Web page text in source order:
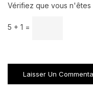
Vérifiez que vous n'êtes
5 + 1 =